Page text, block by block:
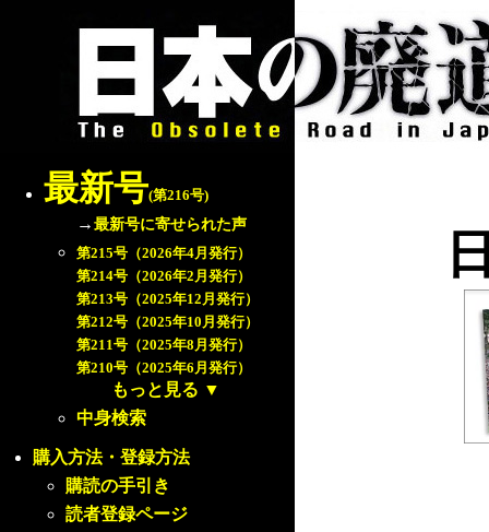
最新号(第216号)
→最新号に寄せられた声
第215号（2026年4月発行）
第214号（2026年2月発行）
第213号（2025年12月発行）
第212号（2025年10月発行）
第211号（2025年8月発行）
第210号（2025年6月発行）
もっと見る ▼
中身検索
購入方法・登録方法
購読の手引き
読者登録ページ